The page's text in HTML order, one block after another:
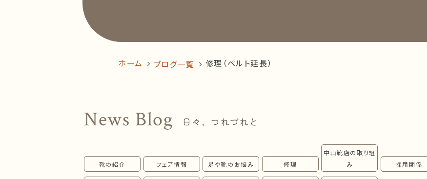
follow us!
ホーム ブログ一覧 修理（ベルト延長）
News Blog 日々、つれづれと
靴の紹介 フェア情報 足や靴のお悩み 修理
中山靴店の取り組
み
採用関係